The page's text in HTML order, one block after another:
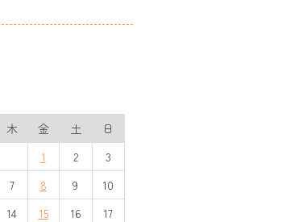
木 金 土
日
1
2
3
7 8 9
10
14 15 16
17